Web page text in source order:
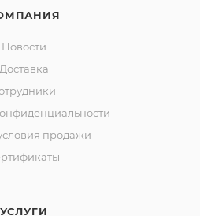
Новости
Доставка
продажи
УСЛУГИ